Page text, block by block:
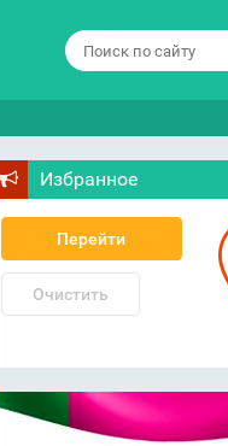
Избранное
Перейти
Очистить